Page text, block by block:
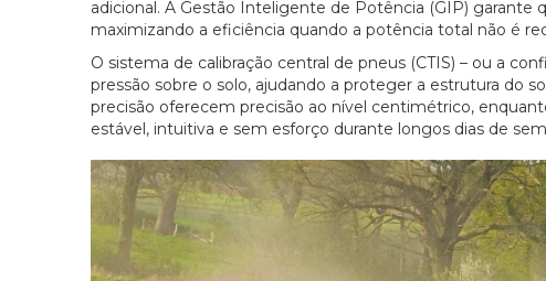
adicional. A Gestão Inteligente de Potência (GIP)
maximizando a eficiência quando a potência total não é
O sistema de calibração central de pneus (CTIS) – ou a
pressão sobre o solo, ajudando a proteger a estrutura do
precisão oferecem precisão ao nível centimétrico,
estável, intuitiva e sem esforço durante longos dias de
20/07/2026